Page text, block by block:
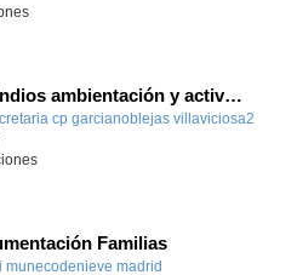
Taller Los Indios ambientación y actividades 13 mayo 4 años
cp garcianoblejas villaviciosa2
Familias
munecodenieve madrid